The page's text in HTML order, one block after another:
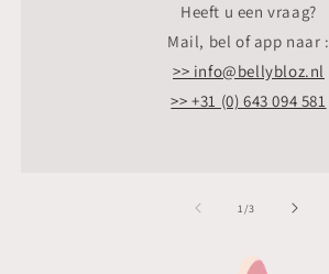
Heeft u een vraag?
Mail, bel of app naar :
>> info@bellybloz.nl
>> +31 (0) 643 094 581
1 /van
3